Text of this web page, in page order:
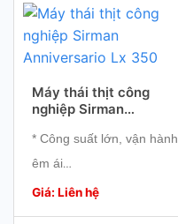
*. Kích thước nhỏ gọn,
thuận tiện sử dụng
*. Độ bền cao
Máy thái thịt công
nghiệp Sirman
* Công suất lớn, vận hành
êm ái
* Lưỡi dao sắc bén giúp
thái thịt nhanh chóng,
Giá: Liên hệ